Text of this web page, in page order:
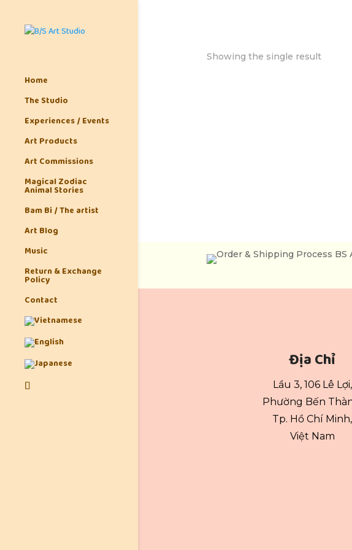
Home
The Studio
Experiences / Events
Art Products
Art Commissions
Magical Zodiac
Animal Stories
Bam Bi / The artist
Art Blog
Music
Return & Exchange
Policy
Contact
Showing the single result
Địa Chỉ
Lầu 3, 106 Lê Lợi,
Phường Bến
Tp. Hồ Chí Minh,
Việt Nam